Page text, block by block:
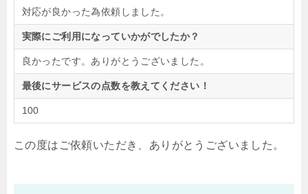
対応が良かった為依頼しました。
実際にご利用になっていかがでしたか？
良かったです。ありがとうございました。
最後にサービスの点数を教えてください！
100
この度はご依頼いただき、ありがとうございました。